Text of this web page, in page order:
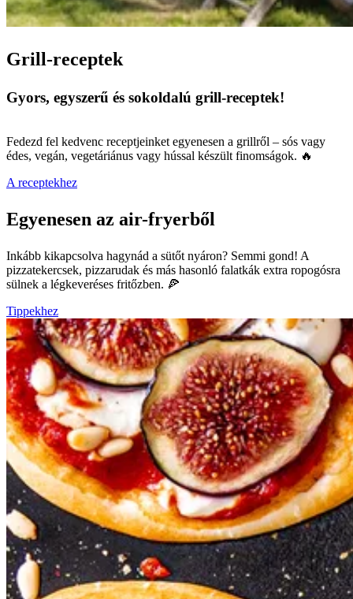
Grill-receptek
Gyors, egyszerű és sokoldalú grill-receptek!
Fedezd fel kedvenc receptjeinket egyenesen a grillről – sós vagy
édes, vegán, vegetáriánus vagy hússal készült finomságok. 🔥
A receptekhez
Egyenesen az air-fryerből
Inkább kikapcsolva hagynád a sütőt nyáron? Semmi gond! A
pizzatekercsek, pizzarudak és más hasonló falatkák extra ropogósra
sülnek a légkeveréses fritőzben. 🍕
Tippekhez